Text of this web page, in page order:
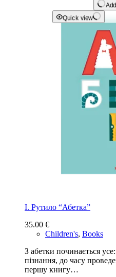
Quick view
І. Рутило “Абетка”
35.00 €
Children's, Books
З абетки починається
пізнання, до часу
першу книгу…